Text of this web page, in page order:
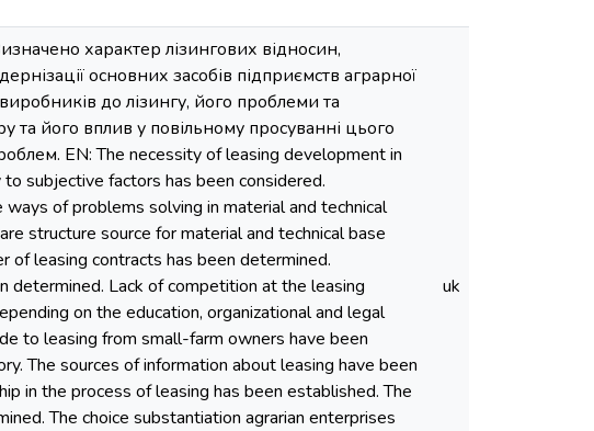
характер лізингових відносин,
основних засобів підприємств аграрної
до лізингу, його проблеми та
та його вплив у повільному просуванні цього
EN: The necessity of leasing development in
subjective factors has been considered.
of problems solving in material and technical
structure source for material and technical base
of leasing contracts has been determined.
determined. Lack of competition at the leasing
on the education, organizational and legal
to leasing from small-farm owners have been
The sources of information about leasing have been
in the process of leasing has been established. The
The choice substantiation agrarian enterprises
uk